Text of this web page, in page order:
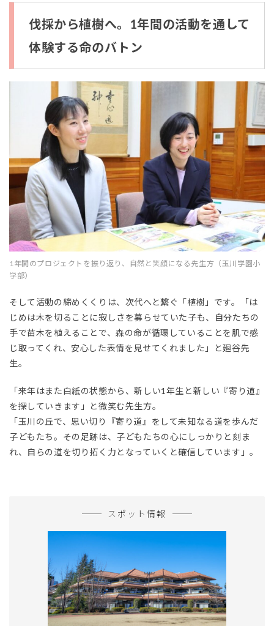
伐採から植樹へ。1年間の活動を通して
体験する命のバトン
1年間のプロジェクトを振り返り、自然と笑顔になる先生方（玉川学園小
学部）
そして活動の締めくくりは、次代へと繋ぐ「植樹」です。「は
じめは木を切ることに寂しさを募らせていた子も、自分たちの
手で苗木を植えることで、森の命が循環していることを肌で感
じ取ってくれ、安心した表情を見せてくれました」と廻谷先
生。
「来年はまた白紙の状態から、新しい1年生と新しい『寄り道』
を探していきます」と微笑む先生方。
「玉川の丘で、思い切り『寄り道』をして未知なる道を歩んだ
子どもたち。その足跡は、子どもたちの心にしっかりと刻ま
れ、自らの道を切り拓く力となっていくと確信しています」。
スポット情報